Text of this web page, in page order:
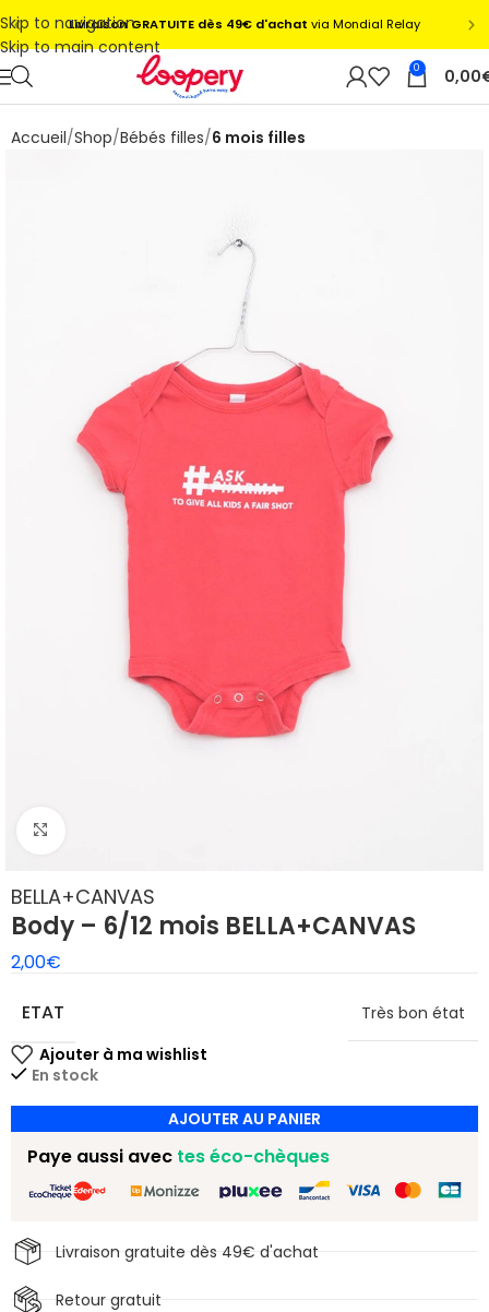
Skip to navigation
Skip to main content
0 0,00
Accueil Shop Bébés filles 6 mois filles
BELLA+CANVAS
Body – 6/12 mois BELLA+CANVAS
2,00€
ETAT
Très bon état
En stock
AJOUTER AU PANIER
Livraison gratuite dès 49€ d'achat
Retour gratuit
Paye aussi avec tes éco-chèques